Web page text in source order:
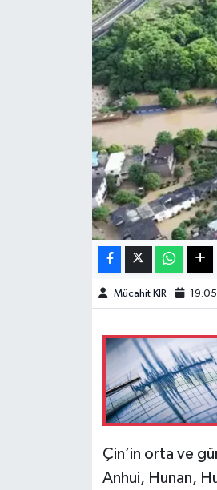
Mücahit KIR
Çin’in orta ve
Anhui, Hunan,
Haberde İnsan
Kültür Sanat
Magazin
Manşet Altı
Manşetler
Resmi İlan
SürManşet
KAHRAMANMARAŞ